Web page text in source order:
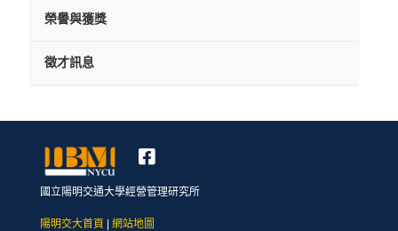
榮譽與獲獎
徵才訊息
國立陽明交通大學經營管理研究所
陽明交大首頁 | 網站地圖